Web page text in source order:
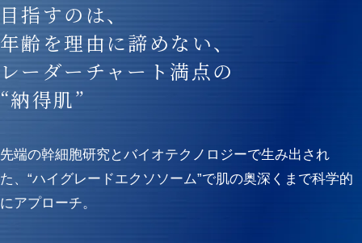
目指すのは、
年齢を理由に諦めない、
レーダーチャート満点の
“納得肌”
先端の幹細胞研究とバイオテクノロジーで生み出され
た、“ハイグレードエクソソーム”で肌の奥深くまで科学的
にアプローチ。